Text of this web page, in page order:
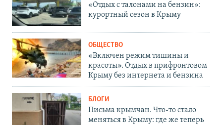
«Отдых с талонами на бензин»:
курортный сезон в Крыму
ОБЩЕСТВО
«Включен режим тишины и
красоты». Отдых в прифронтовом
Крыму без интернета и бензина
БЛОГИ
Письма крымчан. Что-то стало
меняться в Крыму: где же теперь